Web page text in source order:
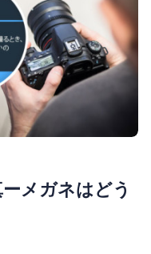
メガネはどう